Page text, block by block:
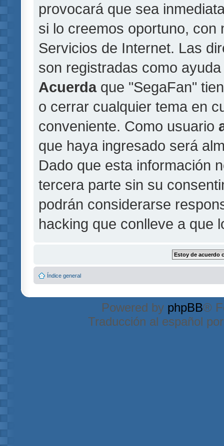
provocará que sea
si lo creemos oportuno, con
Servicios de Internet. Las
son registradas como
Acuerdaque "SegaFan"
o cerrar cualquier tema en
conveniente. Como usuario
que haya ingresado será
Dado que esta información
tercera parte sin su
podrán considerarse
hacking que conlleve a que
Índice general
Powered by phpBB®
Traducción al español